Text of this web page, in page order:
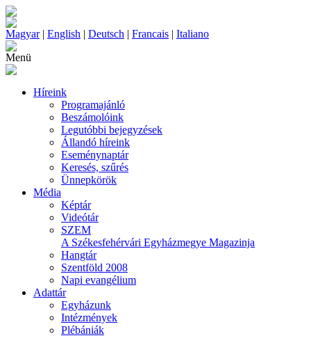
Magyar| English | Deutsch | Francais | Italiano
Menü
Híreink
Programajánló
Beszámolóink
Legutóbbi bejegyzések
Állandó híreink
Eseménynaptár
Keresés, szűrés
Ünnepkörök
Média
Képtár
Videótár
SZEM
A Székesfehérvári Egyházmegye Magazinja
Hangtár
Szentföld 2008
Napi evangélium
Adattár
Egyházunk
Intézmények
Plébániák